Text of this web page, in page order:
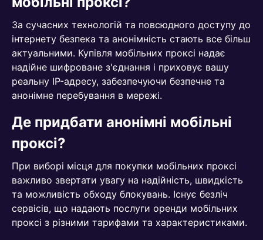
За сучасних технологій та повсюдного доступу до
інтернету безпека та анонімність стають все більш
актуальними. Купівля мобільних проксі надає
надійне шифроване з'єднання і приховує вашу
реальну IP-адресу, забезпечуючи безпечне та
анонімне перебування в мережі.
Де придбати анонімні мобільні
проксі?
При виборі місця для покупки мобільних проксі
важливо звертати увагу на надійність, швидкість
та можливість обходу блокувань. Існує безліч
сервісів, що надають послуги оренди мобільних
проксі з різними тарифами та характеристиками.